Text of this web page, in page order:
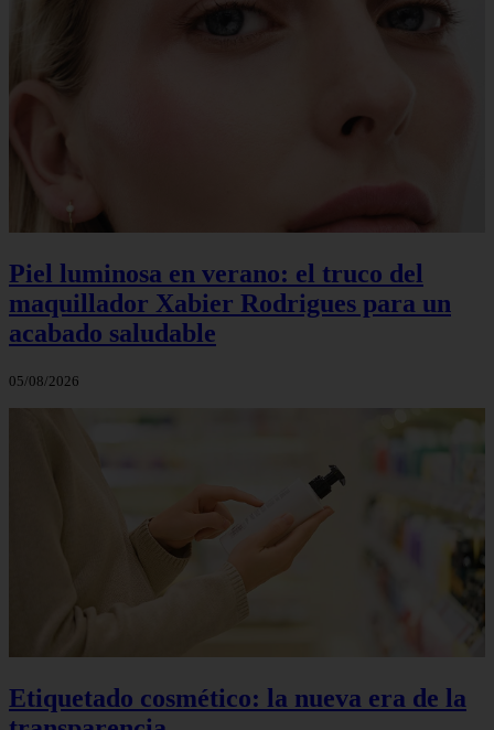
Piel luminosa en verano: el truco del
maquillador Xabier Rodrigues para un
acabado saludable
05/08/2026
Etiquetado cosmético: la nueva era de la